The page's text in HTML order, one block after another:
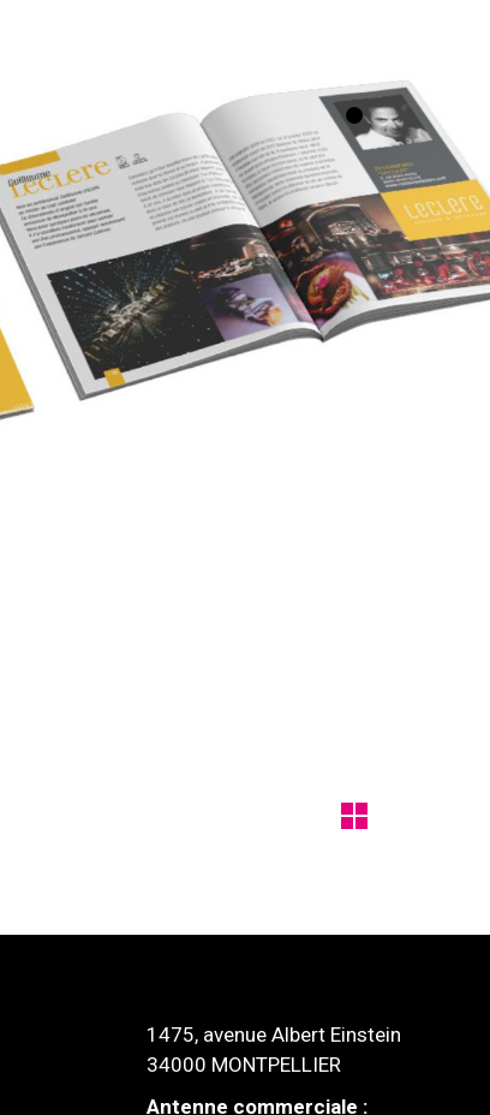
1475, avenue Albert Einstein
34000 MONTPELLIER
Antenne commerciale :